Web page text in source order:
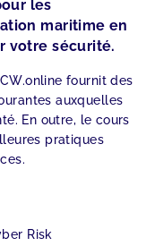
les
maritime en
votre sécurité.
fournit des
auxquelles
En outre, le cours
pratiques
Risk